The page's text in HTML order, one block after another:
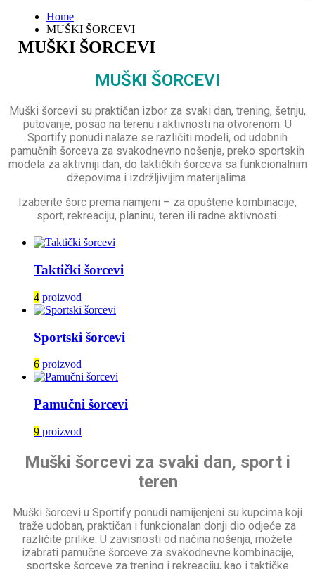
Home
MUŠKI ŠORCEVI
MUŠKI ŠORCEVI
MUŠKI ŠORCEVI
Muški šorcevi su praktičan izbor za svaki dan, trening, šetnju,
putovanje, posao na terenu i aktivnosti na otvorenom. U
Sportify ponudi nalaze se različiti modeli, od udobnih
pamučnih šorceva za svakodnevno nošenje, preko sportskih
modela za aktivniji dan, do taktičkih šorceva sa funkcionalnim
džepovima i izdržljivijim materijalima.
Izaberite šorc prema namjeni – za opuštene kombinacije,
sport, rekreaciju, planinu, teren ili radne aktivnosti.
Taktički šorcevi
4 proizvod
Sportski šorcevi
6 proizvod
Pamučni šorcevi
9 proizvod
Muški šorcevi za svaki dan, sport i
teren
Muški šorcevi u Sportify ponudi namijenjeni su kupcima koji
traže udoban, praktičan i funkcionalan donji dio odjeće za
različite prilike. U zavisnosti od načina nošenja, možete
izabrati pamučne šorceve za svakodnevne kombinacije,
sportske šorceve za trening i rekreaciju, kao i taktičke